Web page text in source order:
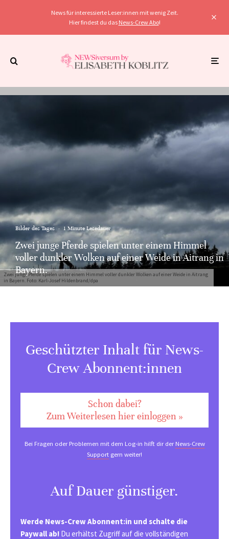
News für interessierte Leser:innen mit wenig Zeit.
Hier findest du das News-Crew Abo!
Zwei junge Pferde spielen unter einem Himmel voller dunkler Wolken auf einer Weide in Aitrang
in Bayern. Foto: Karl-Josef Hildenbrand/dpa
Bilder des Tages · 1 Minute Lesedauer
Zwei junge Pferde spielen unter einem Himmel
voller dunkler Wolken auf einer Weide in Aitrang in
Bayern.
Geschützter Inhalt für News-
Crew Abonnent:innen
Schon dabei?
Zum Weiterlesen hier einloggen »
Bei Fragen oder Problemen mit dem Log-in hilft dir derNews-Crew
Support gern weiter!
Auf Dauer günstiger.
Werde News-Crew Abonnent:in und schalte die
Paywall ab! Du erhältst Zugriff auf die vollständigen